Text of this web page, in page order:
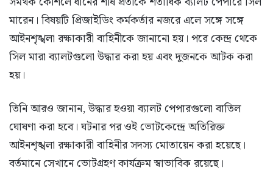
মারেন। বিষয়টি প্রিজাইডিং কর্মকর্তার নজরে এলে সঙ্গে সঙ্গে
আইনশৃঙ্খলা রক্ষাকারী বাহিনীকে জানানো হয়। পরে কেন্দ্র থেকে
সিল মারা ব্যালটগুলো উদ্ধার করা হয় এবং দুজনকে আটক করা
হয়।
তিনি আরও জানান, উদ্ধার হওয়া ব্যালট পেপারগুলো বাতিল
ঘোষণা করা হবে। ঘটনার পর ওই ভোটকেন্দ্রে অতিরিক্ত
আইনশৃঙ্খলা রক্ষাকারী বাহিনীর সদস্য মোতায়েন করা হয়েছে।
বর্তমানে সেখানে ভোটগ্রহণ কার্যক্রম স্বাভাবিক রয়েছে।